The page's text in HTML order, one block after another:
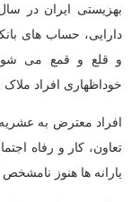
دارایی، حساب های
و قلع و قمع می
خوداظهاری افراد
افراد معترض به عشریه
تعاون، کار و رفاه
یارانه ها هنوز